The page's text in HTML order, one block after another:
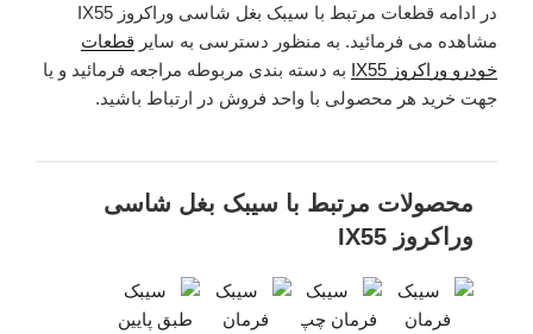
در ادامه قطعات مرتبط با سیبک بغل شاسی وراکروز IX55
مشاهده می فرمائید. به منظور دسترسی به سایر قطعات
خودرو وراکروز IX55
به دسته بندی مربوطه مراجعه فرمائید و یا
جهت خرید هر محصولی با واحد فروش در ارتباط باشید.
محصولات مرتبط با سیبک بغل شاسی
وراکروز IX55